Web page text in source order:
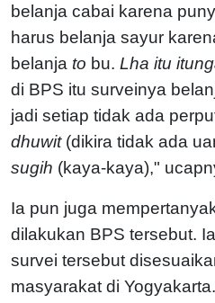
belanja cabai karena
harus belanja sayur
belanja to bu. Lha itu
di BPS itu surveinya
jadi setiap tidak ada
dhuwit(dikira tidak ada
sugih (kaya-kaya),"
Ia pun juga
dilakukan BPS tersebut.
survei tersebut
masyarakat di Yogyakarta.